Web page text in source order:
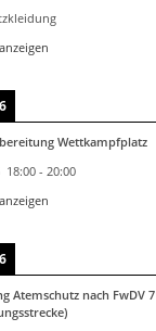
Wettkampfplatz
18:00 - 20:00
Atemschutz nach FwDV 7